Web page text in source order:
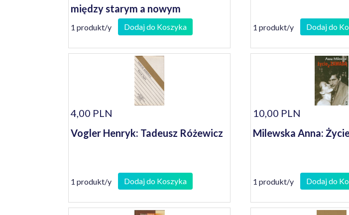
między starym a nowym
paradygmatem
1 produkt/y Dodaj do Koszyka 1 produkt/y Dodaj do
4,00 PLN
Vogler Henryk: Tadeusz Różewicz
1 produkt/y Dodaj do Koszyka
10,00 PLN
Milewska Anna:
1 produkt/y Dodaj do